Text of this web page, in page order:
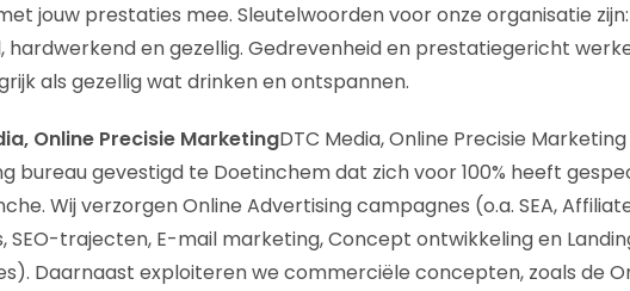
jouw prestaties mee. Sleutelwoorden voor onze organisatie
hardwerkend en gezellig. Gedrevenheid en prestatiegericht
als gezellig wat drinken en ontspannen.
Online Precisie MarketingDTC Media, Online Precisie
bureau gevestigd te Doetinchem dat zich voor 100% heeft
Wij verzorgen Online Advertising campagnes (o.a. SEA,
SEO-trajecten, E-mail marketing, Concept ontwikkeling en
Daarnaast exploiteren we commerciële concepten, zoals de